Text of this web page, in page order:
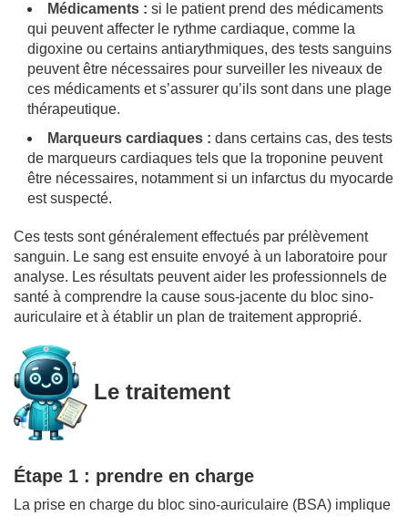
Médicaments : si le patient prend des médicaments
qui peuvent affecter le rythme cardiaque, comme la
digoxine ou certains antiarythmiques, des tests sanguins
peuvent être nécessaires pour surveiller les niveaux de
ces médicaments et s’assurer qu’ils sont dans une plage
thérapeutique.
Marqueurs cardiaques : dans certains cas, des tests
de marqueurs cardiaques tels que la troponine peuvent
être nécessaires, notamment si un infarctus du myocarde
est suspecté.
Ces tests sont généralement effectués par prélèvement
sanguin. Le sang est ensuite envoyé à un laboratoire pour
analyse. Les résultats peuvent aider les professionnels de
santé à comprendre la cause sous-jacente du bloc sino-
auriculaire et à établir un plan de traitement approprié.
Le traitement
Étape 1 : prendre en charge
La prise en charge du bloc sino-auriculaire (BSA) implique